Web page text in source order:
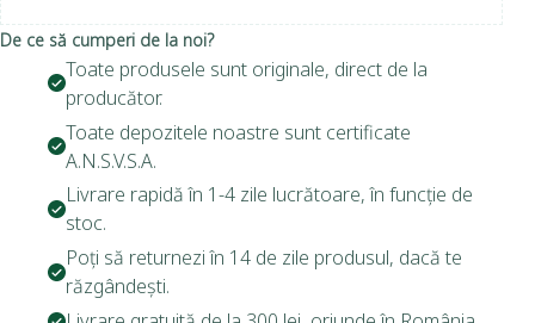
De ce să cumperi de la noi?
Toate produsele sunt originale, direct de la
producător.
Toate depozitele noastre sunt certificate
A.N.S.V.S.A.
Livrare rapidă în 1-4 zile lucrătoare, în funcție de
stoc.
Poți să returnezi în 14 de zile produsul, dacă te
răzgândești.